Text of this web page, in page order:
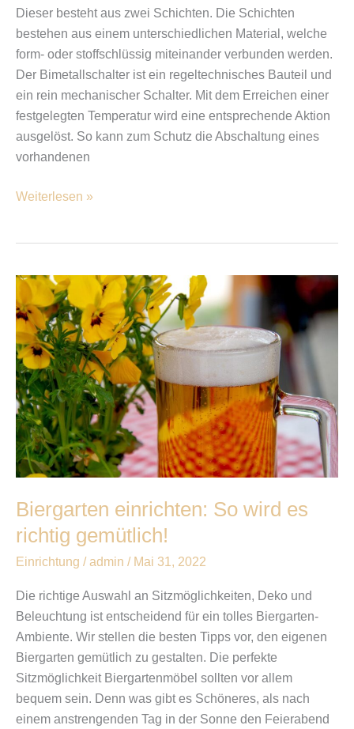
Dieser besteht aus zwei Schichten. Die Schichten
bestehen aus einem unterschiedlichen Material, welche
form- oder stoffschlüssig miteinander verbunden werden.
Der Bimetallschalter ist ein regeltechnisches Bauteil und
ein rein mechanischer Schalter. Mit dem Erreichen einer
festgelegten Temperatur wird eine entsprechende Aktion
ausgelöst. So kann zum Schutz die Abschaltung eines
vorhandenen
Weiterlesen »
Biergarten einrichten: So wird es
richtig gemütlich!
Einrichtung /admin / Mai 31, 2022
Die richtige Auswahl an Sitzmöglichkeiten, Deko und
Beleuchtung ist entscheidend für ein tolles Biergarten-
Ambiente. Wir stellen die besten Tipps vor, den eigenen
Biergarten gemütlich zu gestalten. Die perfekte
Sitzmöglichkeit Biergartenmöbel sollten vor allem
bequem sein. Denn was gibt es Schöneres, als nach
einem anstrengenden Tag in der Sonne den Feierabend
Biergarten
einrichten:
So
wird
es
richtig
gemütlich!